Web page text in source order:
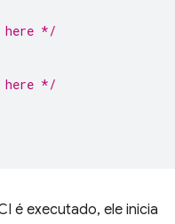
here */
here */
é executado, ele inicia